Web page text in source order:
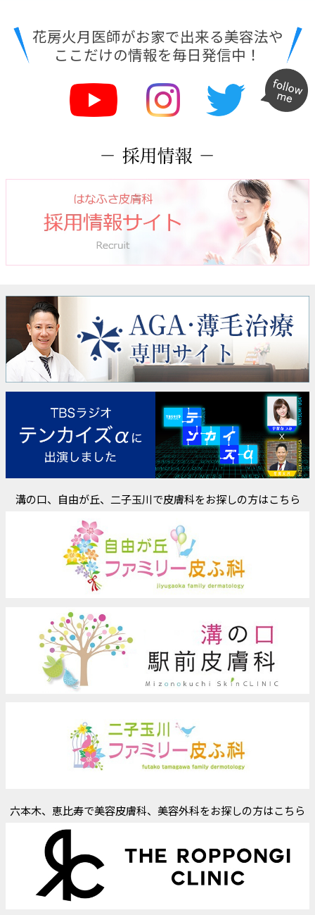
花房火月医師がお家で出来る美容法や
ここだけの情報を毎日発信中！
溝の口、自由が丘、二子玉川で皮膚科をお探しの方はこちら
六本木、恵比寿で美容皮膚科、美容外科をお探しの方はこちら